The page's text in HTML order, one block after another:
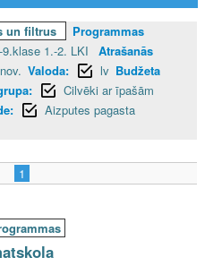
un filtrus
Programmas
1.-2. LKI
Atrašanās
Valoda: lv Budžeta
Cilvēki ar īpašām
Aizputes pagasta
1